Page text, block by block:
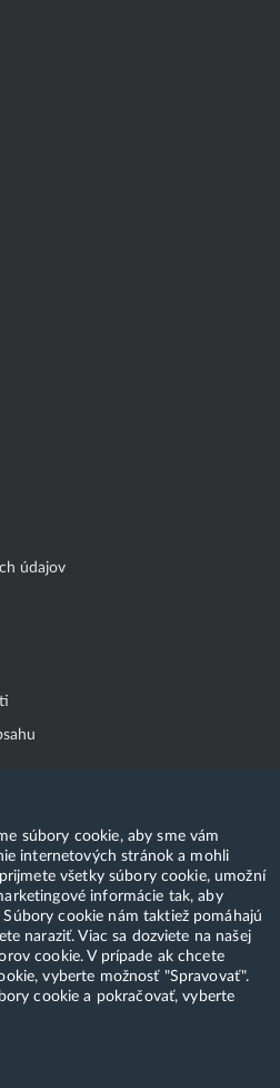
súbory cookie, aby sme vám
internetových stránok a mohli
všetky súbory cookie, umožní
informácie tak, aby
cookie nám taktiež pomáhajú
naraziť. Viac sa dozviete na našej
cookie. V prípade ak chcete
vyberte možnosť "Spravovať".
cookie a pokračovať, vyberte
údajov
Všetky práva vyhradené